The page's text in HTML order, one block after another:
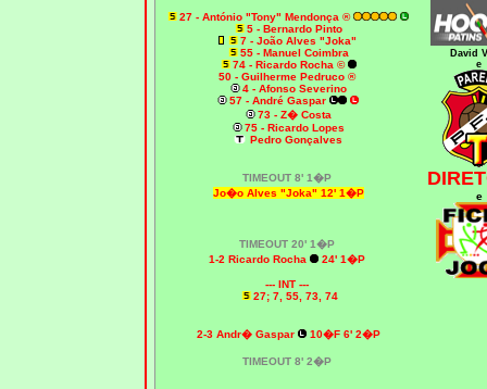
27 - António "Tony" Mendonça ®
5 - Bernardo Pinto
7 - João Alves "Joka"
55 - Manuel Coimbra
74 - Ricardo Rocha ©
50 - Guilherme Pedruco ®
4 - Afonso Severino
57 - André Gaspar
73 - Z� Costa
75 - Ricardo Lopes
Pedro Gonçalves
TIMEOUT 8' 1�P
Jo�o Alves "Joka" 12' 1�P
TIMEOUT 20' 1�P
1-2 Ricardo Rocha
24' 1�P
--- INT ---
27; 7, 55, 73, 74
2-3 Andr� Gaspar 10�F 6' 2�P
TIMEOUT 8' 2�P
David
e
e